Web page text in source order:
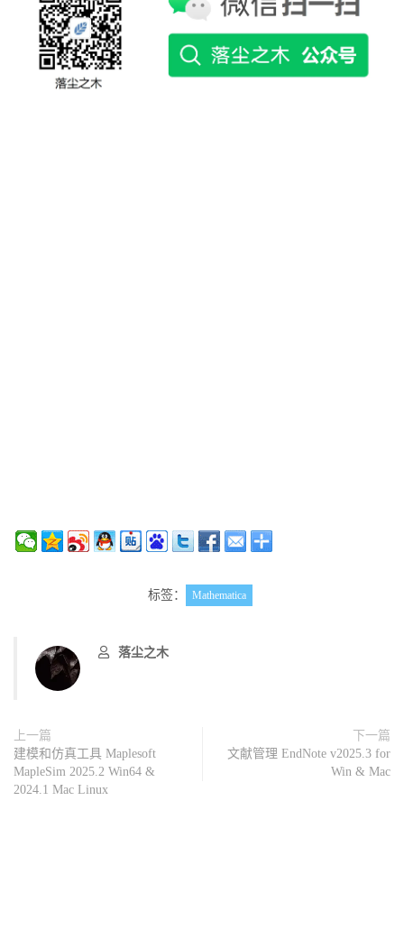
标签： Mathematica
落尘之木
上一篇
建模和仿真工具 Maplesoft
MapleSim 2025.2 Win64 &
2024.1 Mac Linux
下一篇
文献管理 EndNote v2025.3 for
Win & Mac